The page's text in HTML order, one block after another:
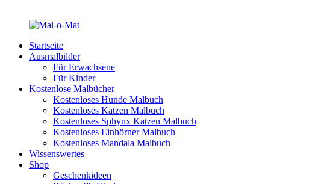
Startseite
Ausmalbilder
Für Erwachsene
Für Kinder
Kostenlose Malbücher
Kostenloses Hunde Malbuch
Kostenloses Katzen Malbuch
Kostenloses Sphynx Katzen Malbuch
Kostenloses Einhörner Malbuch
Kostenloses Mandala Malbuch
Wissenswertes
Shop
Geschenkideen